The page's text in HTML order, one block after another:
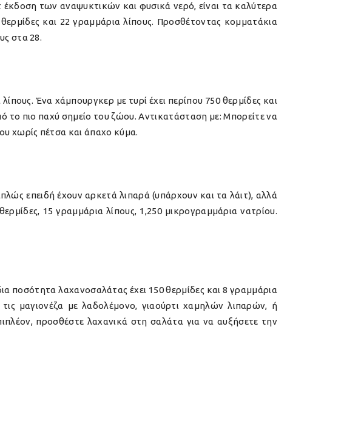
των αναψυκτικών και φυσικά νερό, είναι τα καλύτερα
και 22 γραμμάρια λίπους. Προσθέτοντας κομματάκια
στα 28.
Ένα χάμπουργκερ με τυρί έχει περίπου 750 θερμίδες και
το πιο παχύ σημείο του ζώου.Αντικατάσταση με: Μπορείτε να
χωρίς πέτσα και άπαχο κύμα.
επειδή έχουν αρκετά λιπαρά (υπάρχουν και τα λάιτ), αλλά
15 γραμμάρια λίπους, 1,250 μικρογραμμάρια νατρίου.
ποσότητα λαχανοσαλάτας έχει 150 θερμίδες και 8 γραμμάρια
μαγιονέζα με λαδολέμονο, γιαούρτι χαμηλών λιπαρών, ή
προσθέστε λαχανικά στη σαλάτα για να αυξήσετε την